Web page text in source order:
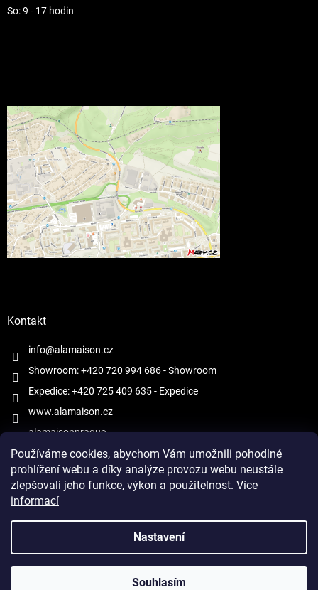
Používáme cookies, abychom Vám umožnili pohodlné
prohlížení webu a díky analýze provozu webu neustále
zlepšovali jeho funkce, výkon a použitelnost. Více
informací
Nastavení
Souhlasím
So: 9 - 17 hodin
Kontakt
info@alamaison.cz
Showroom: +420 720 994 686- Showroom
Expedice: +420 725 409 635- Expedice
www.alamaison.cz
alamaisonprague
Copyright 2026À la Maison. Všechna práva vyhrazena.Upravit
nastavení cookies